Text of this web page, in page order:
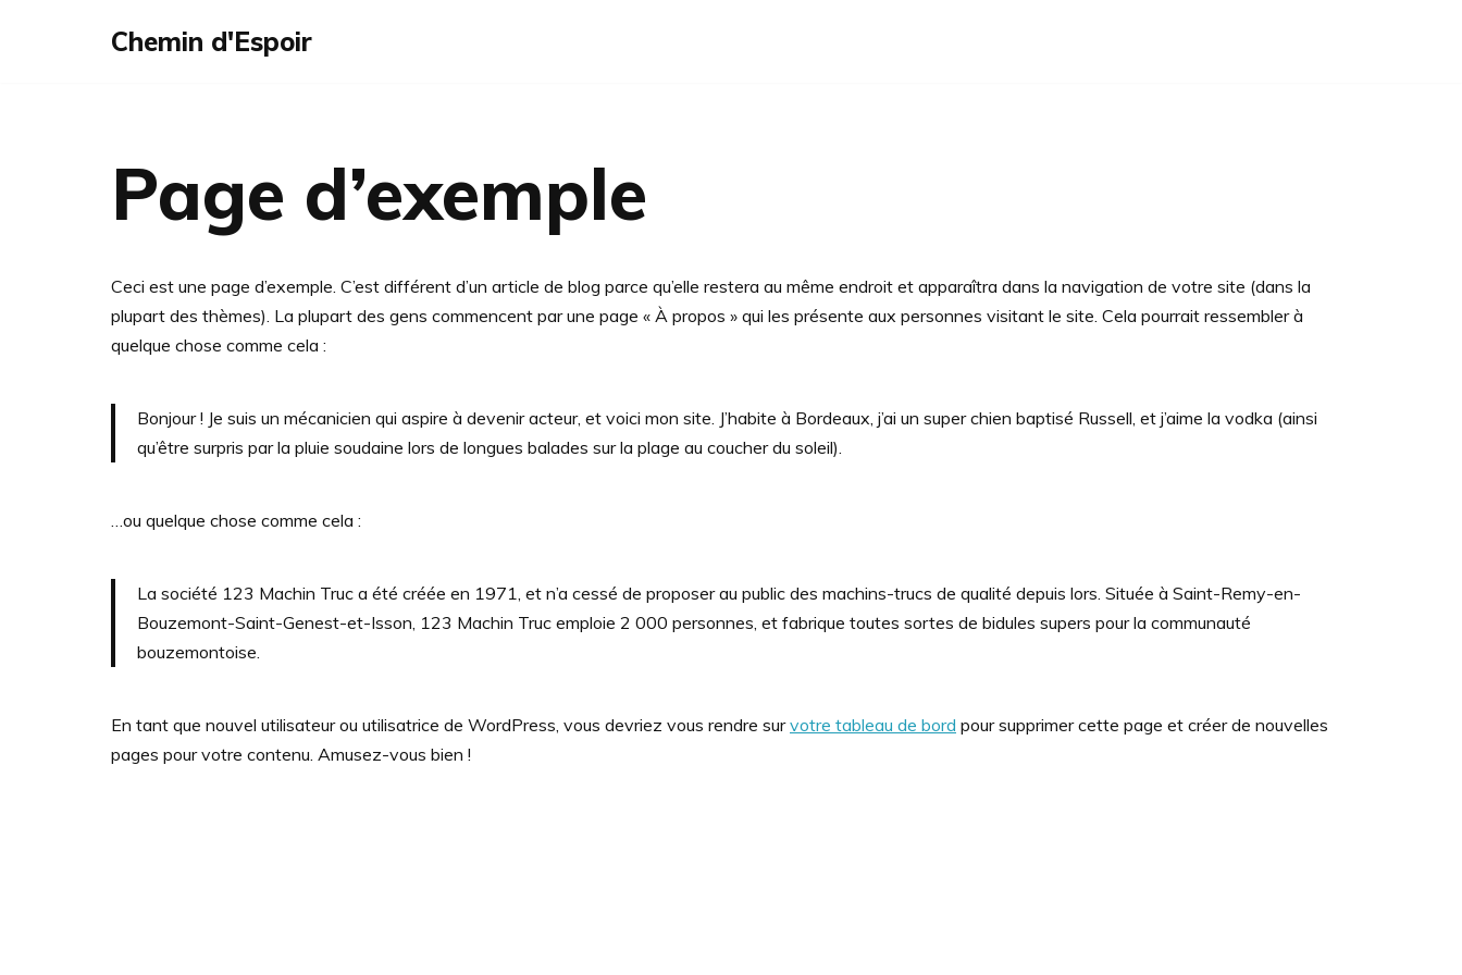
Chemin d'Espoir
Page d’exemple
Ceci est une page d’exemple. C’est différent d’un article de blog parce qu’elle restera au même endroit et apparaîtra dans la navigation de votre site (dans la
plupart des thèmes). La plupart des gens commencent par une page « À propos » qui les présente aux personnes visitant le site. Cela pourrait ressembler à
quelque chose comme cela :
Bonjour ! Je suis un mécanicien qui aspire à devenir acteur, et voici mon site. J’habite à Bordeaux, j’ai un super chien baptisé Russell, et j’aime la vodka (ainsi
qu’être surpris par la pluie soudaine lors de longues balades sur la plage au coucher du soleil).
…ou quelque chose comme cela :
La société 123 Machin Truc a été créée en 1971, et n’a cessé de proposer au public des machins-trucs de qualité depuis lors. Située à Saint-Remy-en-
Bouzemont-Saint-Genest-et-Isson, 123 Machin Truc emploie 2 000 personnes, et fabrique toutes sortes de bidules supers pour la communauté
bouzemontoise.
En tant que nouvel utilisateur ou utilisatrice de WordPress, vous devriez vous rendre survotre tableau de bord pour supprimer cette page et créer de nouvelles
pages pour votre contenu. Amusez-vous bien !